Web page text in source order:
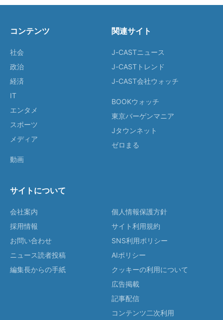
コンテンツ
社会
政治
経済
IT
エンタメ
スポーツ
メディア
動画
関連サイト
J-CASTニュース
J-CASTトレンド
J-CAST会社ウォッチ
BOOKウォッチ
東京バーゲンマニア
Jタウンネット
ゼロまる
サイトについて
会社案内
採用情報
お問い合わせ
ニュース読者投稿
編集長からの手紙
個人情報保護方針
サイト利用規約
SNS利用ポリシー
AIポリシー
クッキーの利用について
広告掲載
記事配信
コンテンツ二次利用